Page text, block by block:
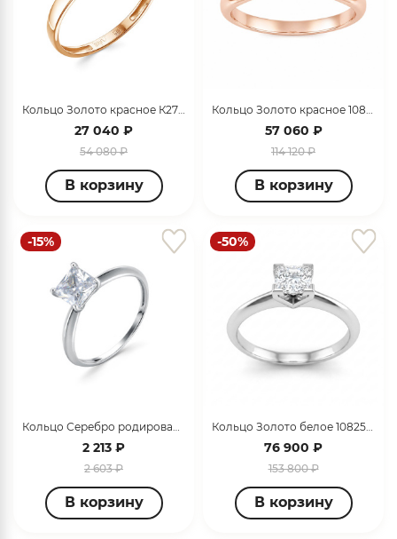
Кольцо Золото красное К2713-120
27 040 ₽
54 080 ₽
В корзину
Кольцо Золото красное 10824-0100-6027
57 060 ₽
114 120 ₽
В корзину
-15%
Кольцо Серебро родированное S1139951010
2 213 ₽
2 603 ₽
В корзину
-50%
Кольцо Золото белое 10825-0111-6027
76 900 ₽
153 800 ₽
В корзину
раз в 2 недели